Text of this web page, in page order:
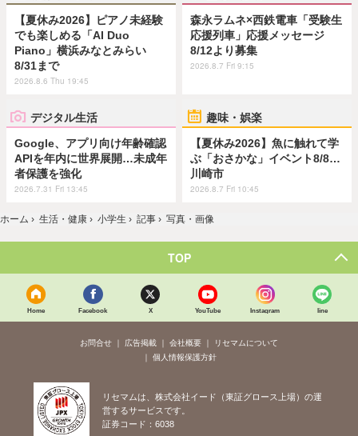
【夏休み2026】ピアノ未経験
でも楽しめる「AI Duo
Piano」横浜みなとみらい
8/31まで
2026.8.6 Thu 19:45
森永ラムネ×西鉄電車「受験生
応援列車」応援メッセージ
8/12より募集
2026.8.7 Fri 9:15
デジタル生活
Google、アプリ向け年齢確認
APIを年内に世界展開…未成年
者保護を強化
2026.7.31 Fri 13:45
趣味・娯楽
【夏休み2026】魚に触れて学
ぶ「おさかな」イベント8/8…
川崎市
2026.8.7 Fri 10:45
ホーム › 生活・健康 › 小学生 › 記事 › 写真・画像
TOP
Home Facebook X YouTube Instagram line
お問合せ 広告掲載 会社概要
リセマムについて
個人情報保護方針
リセマムは、株式会社イード（東証グロース上場）の運
営するサービスです。
証券コード：6038